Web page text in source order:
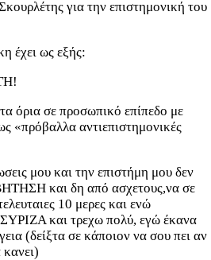
για την επιστημονική του
έχει ως εξής:
όρια σε προσωπικό επίπεδο με
«πρόβαλλα αντιεπιστημονικές
μου και την επιστήμη μου δεν
και δη από ασχετους,να σε
10 μερες και ενώ
και τρεχω πολύ, εγώ έκανα
(δείξτα σε κάποιον να σου πει αν